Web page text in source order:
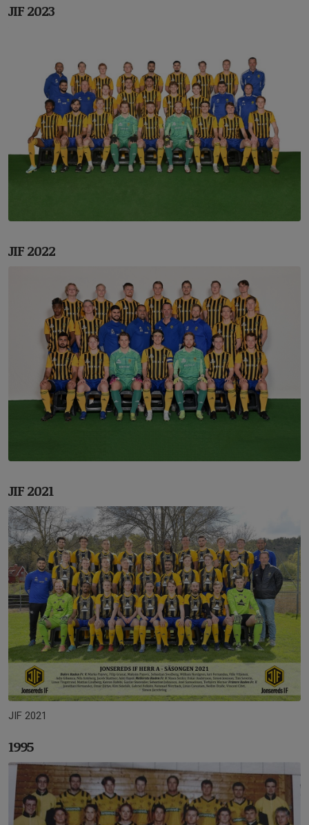
JIF 2023
JIF 2022
JIF 2021
JIF 2021
1995